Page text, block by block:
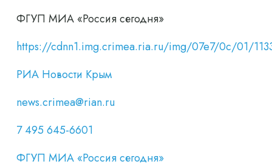
ФГУП МИА «Россия сегодня»
https://cdnn1.img.crimea.ria.ru/img/07e7/0c/01/
РИА Новости Крым
news.crimea@rian.ru
7 495 645-6601
ФГУП МИА «Россия сегодня»